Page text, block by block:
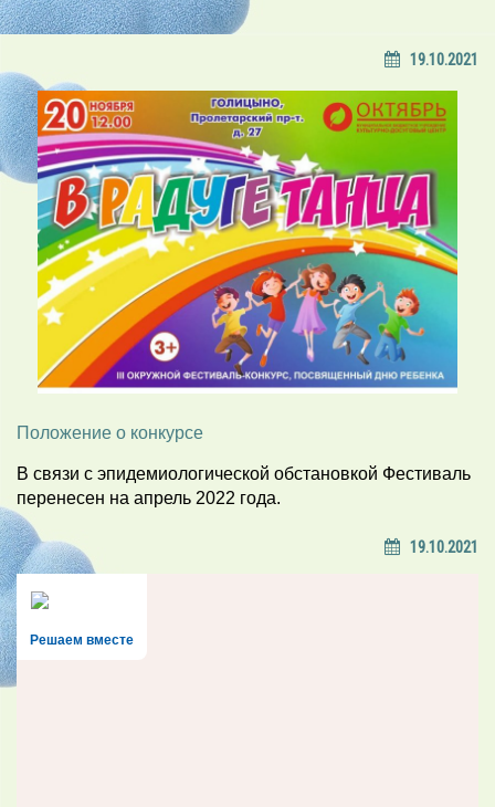
19.10.2021
Положение о конкурсе
В связи с эпидемиологической обстановкой Фестиваль
перенесен на апрель 2022 года.
19.10.2021
Решаем вместе